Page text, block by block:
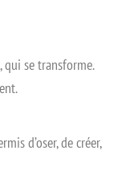
qui se transforme.
d’oser, de créer,